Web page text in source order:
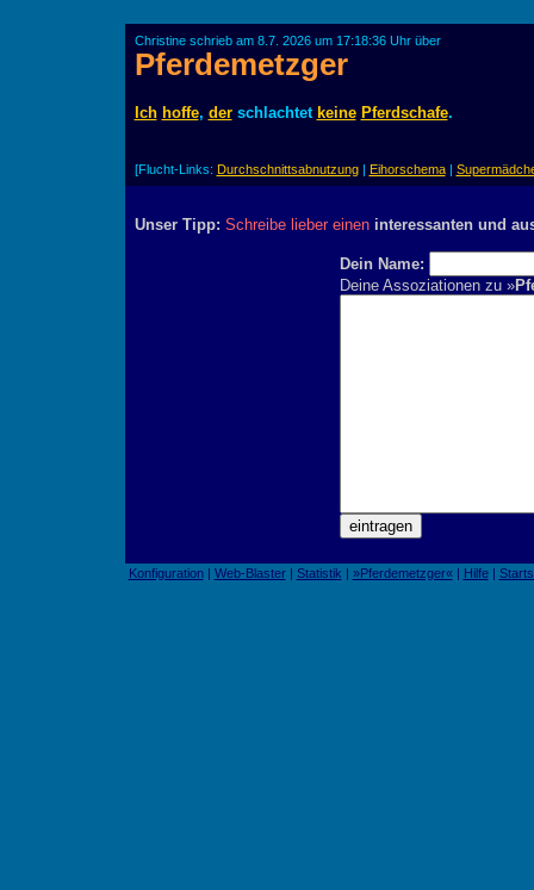
Christine schrieb am 8.7. 2026 um 17:18:36 Uhr über
Pferdemetzger
Ich hoffe, derschlachtet keine Pferdschafe.
[Flucht-Links: Durchschnittsabnutzung| Eihorschema|
Unser Tipp: Schreibe lieber einen interessanten und
Dein Name:
Deine Assoziationen zu »
Konfiguration| Web-Blaster| Statistik | »Pferdemetzger«| Hilfe|